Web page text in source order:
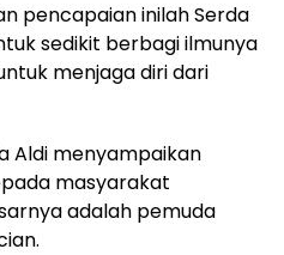
pencapaian inilah Serda
sedikit berbagi ilmunya
menjaga diri dari
Aldi menyampaikan
masyarakat
adalah pemuda